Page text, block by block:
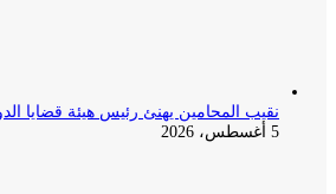
نقيب المحامين يهنئ رئيس هيئة قضايا
5 أغسطس، 2026